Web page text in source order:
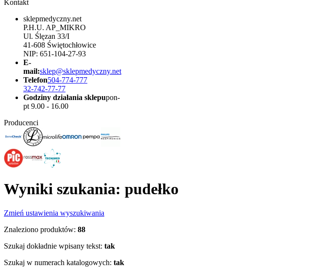
Kontakt
sklepmedyczny.net
P.H.U. AP_MIKRO
Ul. Ślęzan 33/I
41-608 Świętochłowice
NIP: 651-104-27-93
E-
mail:sklep@sklepmedyczny.net
Telefon504-774-777
32-742-77-77
Godziny działania sklepupon-
pt 9.00 - 16.00
Producenci
Wyniki szukania: pudełko
Zmień ustawienia wyszukiwania
Znaleziono produktów: 88
Szukaj dokładnie wpisany tekst: tak
Szukaj w numerach katalogowych: tak